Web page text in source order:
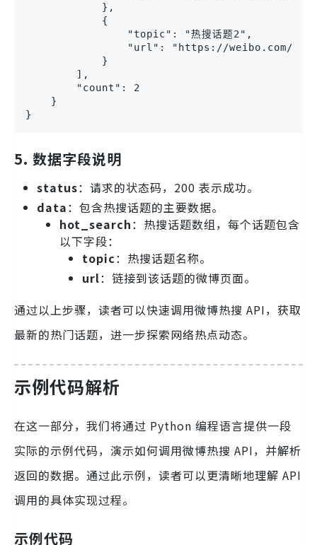
},
{
"topic": "热搜话题2",
"url": "https://weibo.com/topic/热
}
],
"count": 2
}
}
5. 数据字段说明
status：请求的状态码，200 表示成功。
data：包含热搜话题的主要数据。
hot_search：热搜话题数组，每个话题包含
以下字段：
topic：热搜话题名称。
url：链接到该话题的微博页面。
通过以上步骤，读者可以快速调用微博热搜 API，获取
最新的热门话题，进一步探索网络热点动态。
示例代码解析
在这一部分，我们将通过 Python 编程语言提供一段
实际的示例代码，演示如何调用微博热搜 API，并解析
返回的数据。通过此示例，读者可以更清晰地理解 API
调用的具体实现过程。
示例代码